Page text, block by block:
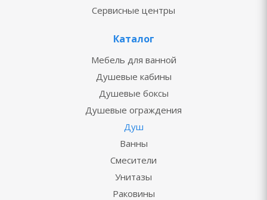
Сервисные центры
Каталог
Мебель для ванной
Душевые кабины
Душевые боксы
Душевые ограждения
Душ
Ванны
Смесители
Унитазы
Раковины